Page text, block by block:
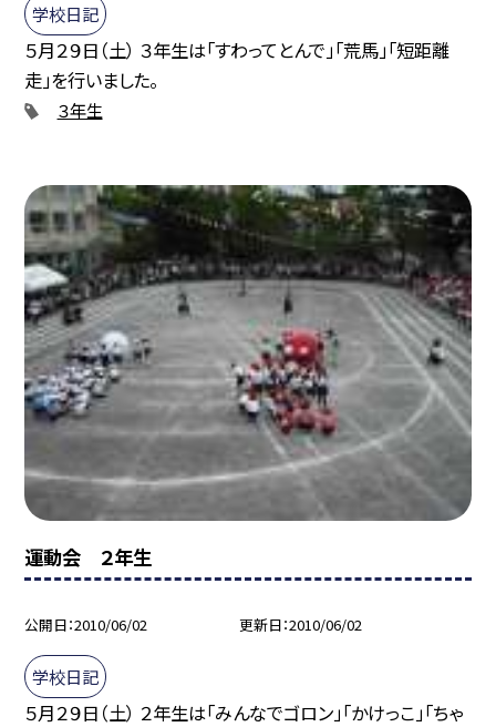
学校日記
５月２９日（土） ３年生は「すわってとんで」「荒馬」「短距離
走」を行いました。
３年生
運動会 ２年生
公開日 2010/06/02 更新日 2010/06/02
学校日記
５月２９日（土） ２年生は「みんなでゴロン」「かけっこ」「ちゃ